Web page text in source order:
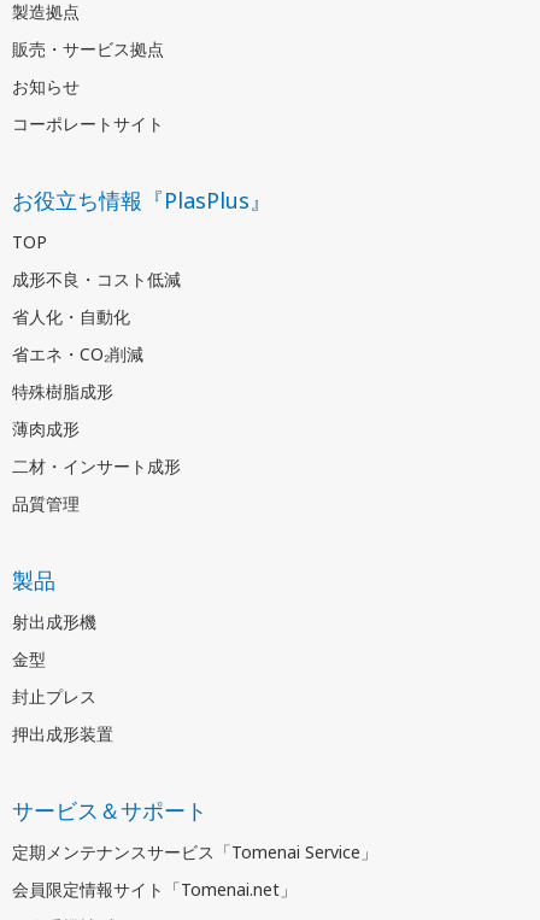
製造拠点
販売・サービス拠点
お知らせ
コーポレートサイト
お役立ち情報『PlasPlus』
TOP
成形不良・コスト低減
省人化・自動化
省エネ・CO₂削減
特殊樹脂成形
薄肉成形
二材・インサート成形
品質管理
製品
射出成形機
金型
封止プレス
押出成形装置
サービス＆サポート
定期メンテナンスサービス「Tomenai Service」
会員限定情報サイト「Tomenai.net」